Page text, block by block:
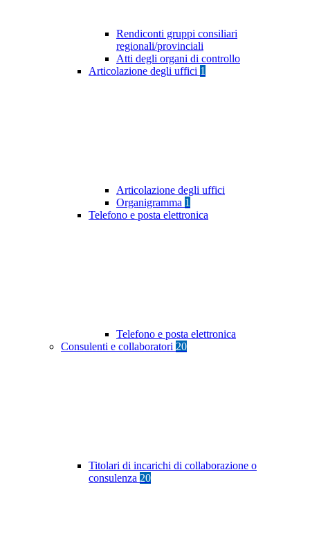
Rendiconti gruppi consiliari
regionali/provinciali
Atti degli organi di controllo
Articolazione degli uffici 1
Articolazione degli uffici
Organigramma 1
Telefono e posta elettronica
Telefono e posta elettronica
Consulenti e collaboratori 20
Titolari di incarichi di collaborazione o
consulenza 20